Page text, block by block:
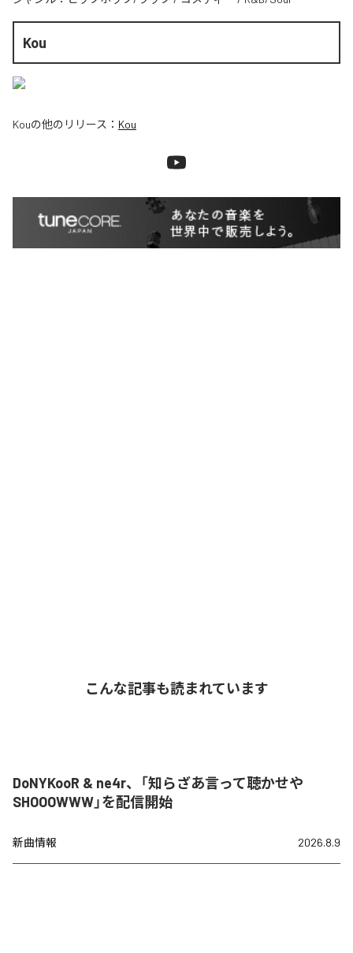
Kou
Kouの他のリリース： Kou
こんな記事も読まれています
DoNYKooR & ne4r、「知らざあ言って聴かせや
SHOOOWWW」を配信開始
新曲情報 2026.8.9